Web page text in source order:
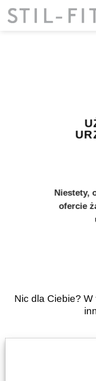
przejść
Niestety,
ofercie
Nic dla Ciebie?